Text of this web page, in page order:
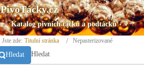
Katalog pivních tácků a podtácků
PivoTácky.cz
Jste zde: Titulní stránka Nepasterizované
Hledat Hledat